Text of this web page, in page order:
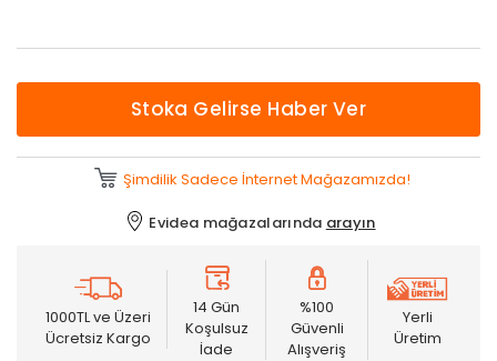
Stoka Gelirse Haber Ver
Şimdilik Sadece İnternet Mağazamızda!
Evidea mağazalarında arayın
1000TL ve Üzeri
Ücretsiz Kargo
14 Gün
Koşulsuz
İade
%100
Güvenli
Alışveriş
Yerli
Üretim